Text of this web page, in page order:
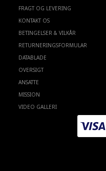
FRAGT OG LEVERING
KONTAKT OS
BETINGELSER & VILKÅR
RETURNERINGSFORMULAR
DATABLADE
OVERSIGT
ANSATTE
MISSION
VIDEO GALLERI